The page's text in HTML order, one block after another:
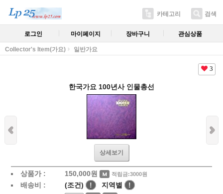
카테고리 검색
로그인 마이페이지 장바구니 관심상품
Collector's Item(가요) 일반가요
3
한국가요 100년사 인물총선
상세보기
상품가 : 150,000원 적립금:3000원
배송비 : (조건) ! 지역별
!